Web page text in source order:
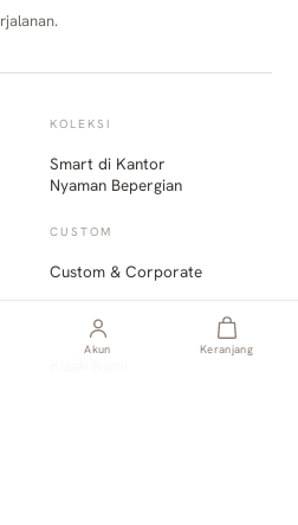
KOLEKSI
Smart di Kantor
Nyaman Bepergian
CUSTOM
Custom & Corporate
GOMUDA
Akun Keranjang